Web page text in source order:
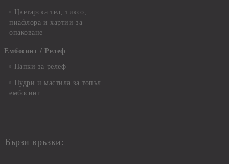
Цветарска тел, тиксо,
пиафлора и хартии за
опаковане
Ембосинг / Релеф
Папки за релеф
Пудри и мастила за топъл
ембосинг
Бързи връзки: